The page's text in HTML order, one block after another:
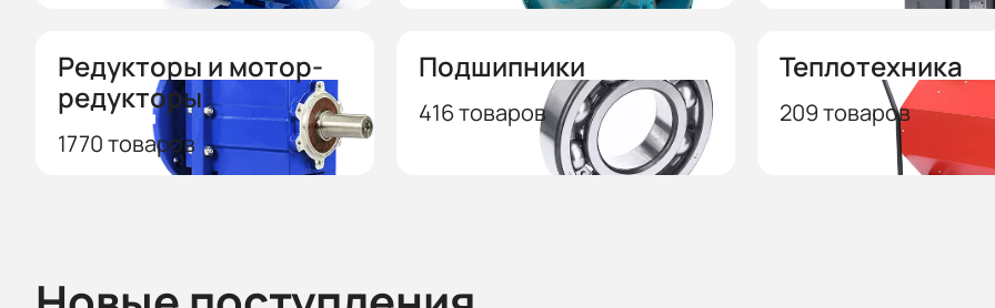
Редукторы и мотор-
редукторы
1770 товаров
Подшипники
416 товаров
Теплотехника
209 товаров